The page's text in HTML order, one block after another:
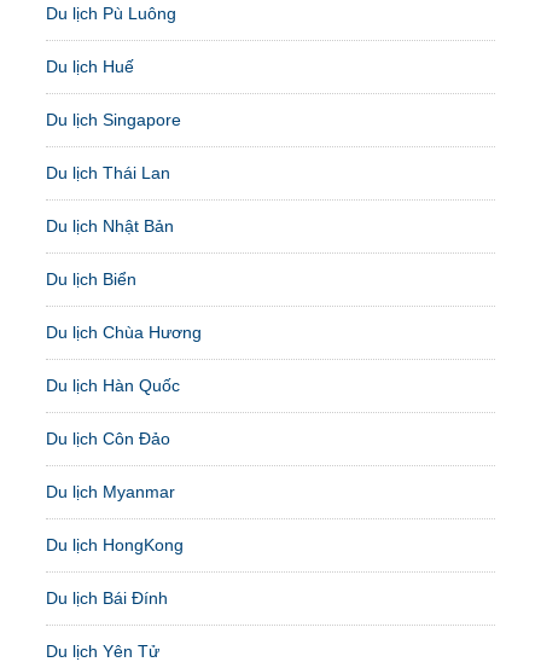
Du lịch Pù Luông
Du lịch Huế
Du lịch Singapore
Du lịch Thái Lan
Du lịch Nhật Bản
Du lịch Biển
Du lịch Chùa Hương
Du lịch Hàn Quốc
Du lịch Côn Đảo
Du lịch Myanmar
Du lịch HongKong
Du lịch Bái Đính
Du lịch Yên Tử